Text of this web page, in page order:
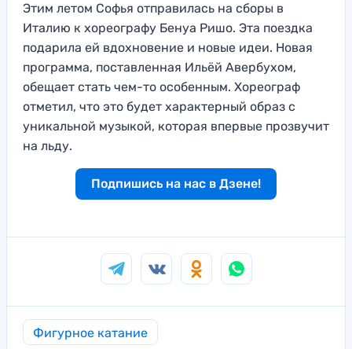
Этим летом Софья отправилась на сборы в
Италию к хореографу Бенуа Ришо. Эта поездка
подарила ей вдохновение и новые идеи. Новая
программа, поставленная Ильёй Авербухом,
обещает стать чем-то особенным. Хореограф
отметил, что это будет характерный образ с
уникальной музыкой, которая впервые прозвучит
на льду.
Подпишись на нас в Дзене!
Фигурное катание